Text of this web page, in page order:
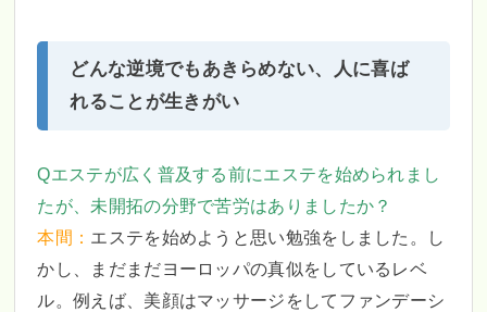
どんな逆境でもあきらめない、人に喜ば
れることが生きがい
Qエステが広く普及する前にエステを始められまし
たが、未開拓の分野で苦労はありましたか？
本間： エステを始めようと思い勉強をしました。し
かし、まだまだヨーロッパの真似をしているレベ
ル。例えば、美顔はマッサージをしてファンデーシ